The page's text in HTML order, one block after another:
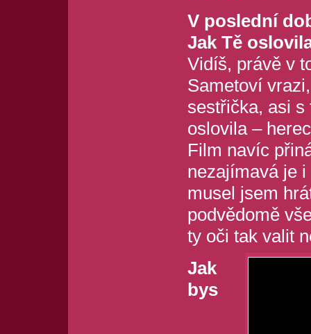
V poslední
Jak Tě
Vidíš, právě v
Sametoví
sestřička, asi
oslovila –
Film navíc
nezajímavá je
musel jsem
podvědomě
ty oči tak valit
Jak
bys